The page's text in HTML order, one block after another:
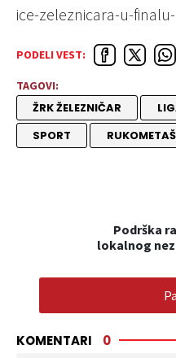
ice-zeleznicara-u-
PODELI VEST:
TAGOVI:
ŽRK ŽELEZNIČAR
SPORT
Podrška
lokalnog
KOMENTARI 0